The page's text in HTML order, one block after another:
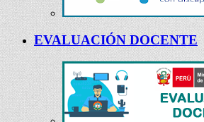
EVALUACIÓN DOCENTE